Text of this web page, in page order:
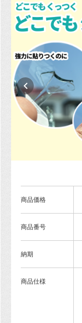
商品価格
商品番号
納期
商品仕様